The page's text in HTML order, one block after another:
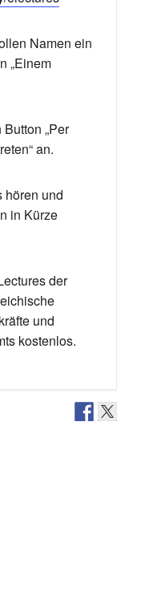
Namen ein
„Einem
„Per
an.
hören und
in Kürze
der
und
kostenlos.